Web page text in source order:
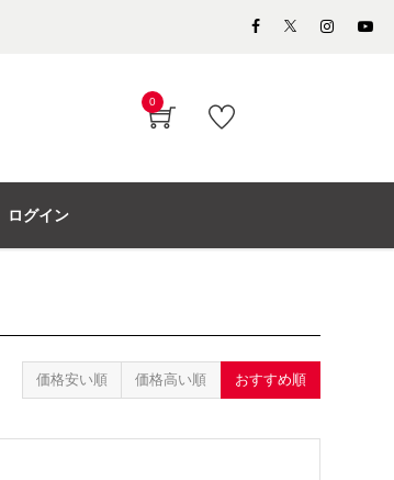
0
ログイン
価格安い順 価格高い順 おすすめ順